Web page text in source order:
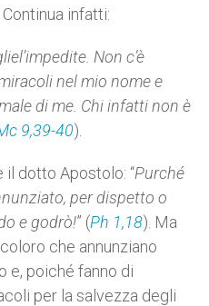
infatti:
Non c’è
nel mio nome e
di me. Chi infatti non è
9,39-40).
dotto Apostolo: “Purché
per dispetto o
e godrò!” (Ph 1,18). Ma
che annunziano
e, poiché fanno di
per la salvezza degli